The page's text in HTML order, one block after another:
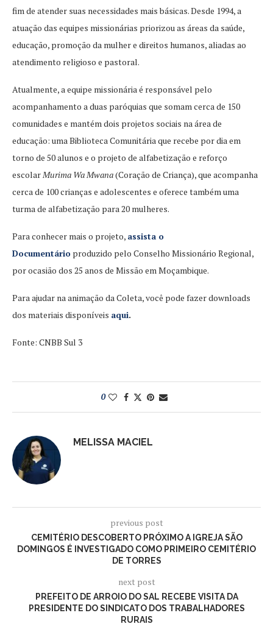
fim de atender suas necessidades mais básicas. Desde 1994, a
atuação das equipes missionárias priorizou as áreas da saúde,
educação, promoção da mulher e direitos humanos, aliadas ao
atendimento religioso e pastoral.
Atualmente, a equipe missionária é responsável pelo
acompanhamento a duas paróquias que somam cerca de 150
comunidades e mantém dois projetos sociais na área de
educação: uma Biblioteca Comunitária que recebe por dia em
torno de 50 alunos e o projeto de alfabetização e reforço
escolarMurima Wa Mwana(Coração de Criança), que acompanha
cerca de 100 crianças e adolescentes e oferece também uma
turma de alfabetização para 20 mulheres.
Para conhecer mais o projeto, assista o
Documentário produzido pelo Conselho Missionário Regional,
por ocasião dos 25 anos de Missão em Moçambique.
Para ajudar na animação da Coleta, você pode fazer downloads
dos materiais disponíveis aqui.
Fonte: CNBB Sul 3
0
MELISSA MACIEL
previous post
CEMITÉRIO DESCOBERTO PRÓXIMO A IGREJA SÃO
DOMINGOS É INVESTIGADO COMO PRIMEIRO CEMITÉRIO
DE TORRES
next post
PREFEITO DE ARROIO DO SAL RECEBE VISITA DA
PRESIDENTE DO SINDICATO DOS TRABALHADORES
RURAIS